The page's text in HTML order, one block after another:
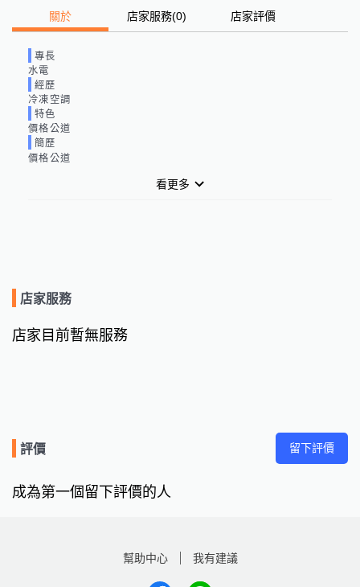
關於 店家服務(0) 店家評價
專長
水電
經歷
冷凍空調
特色
價格公道
簡歷
價格公道
看更多
店家服務
店家目前暫無服務
評價 留下評價
成為第一個留下評價的人
幫助中心 我有建議